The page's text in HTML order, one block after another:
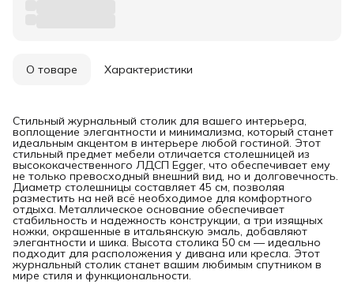
О товаре Характеристики
Стильный журнальный столик для вашего интерьера,
воплощение элегантности и минимализма, который станет
идеальным акцентом в интерьере любой гостиной. Этот
стильный предмет мебели отличается столешницей из
высококачественного ЛДСП Egger, что обеспечивает ему
не только превосходный внешний вид, но и долговечность.
Диаметр столешницы составляет 45 см, позволяя
разместить на ней всё необходимое для комфортного
отдыха. Металлическое основание обеспечивает
стабильность и надежность конструкции, а три изящных
ножки, окрашенные в итальянскую эмаль, добавляют
элегантности и шика. Высота столика 50 см — идеально
подходит для расположения у дивана или кресла. Этот
журнальный столик станет вашим любимым спутником в
мире стиля и функциональности.